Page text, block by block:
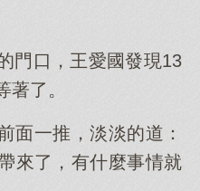
門口，王愛國發現13
了。
面一推，淡淡的道：
來了，有什麼事情就